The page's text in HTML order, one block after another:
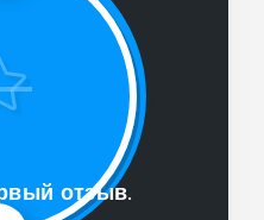
отзыв.